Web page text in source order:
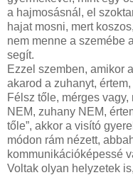
javasol
Gyakorló
természetesen
szükségesek vagy
is gyakoroltunk –
légzéstechnikát
A gyakorlati tanácsok
minket érintőket,
alkalmazásához
reménykedjünk
a hajmosásnál, el
hajat mosni, mert
nem menne a szemébe
segít.
Ezzel szemben, amikor
akarod a zuhanyt,
Félsz tőle, mérges
NEM, zuhany NEM,
tőle”, akkor a visító
módon rám nézett,
kommunikációképessé
Voltak olyan helyzetek